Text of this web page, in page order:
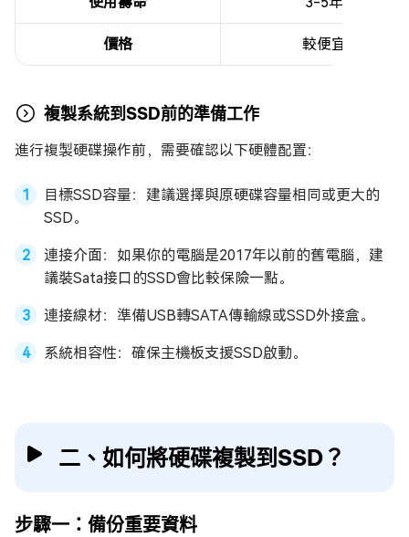
價格 較便宜
複製系統到SSD前的準備工作
進行複製硬碟操作前，需要確認以下硬體配置：
目標SSD容量：建議選擇與原硬碟容量相同或更大的
SSD。
連接介面：如果你的電腦是2017年以前的舊電腦，建
議裝Sata接口的SSD會比較保險一點。
連接線材：準備USB轉SATA傳輸線或SSD外接盒。
系統相容性：確保主機板支援SSD啟動。
二、如何將硬碟複製到SSD？
步驟一：備份重要資料